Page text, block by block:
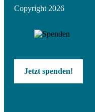
Copyright 2026
Jetzt spenden!